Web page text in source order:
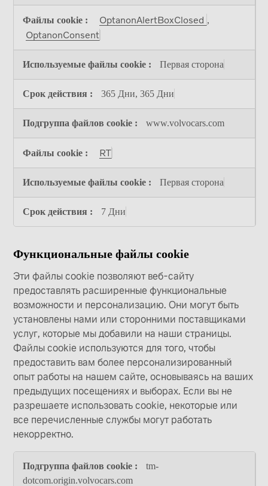
OptanonAlertBoxClosed ,
OptanonConsent
Первая сторона
365 Дни, 365 Дни
www.volvocars.com
RT
Первая сторона
7 Дни
Функциональные файлы cookie
Эти файлы cookie позволяют веб-сайту
предоставлять расширенные функциональные
возможности и персонализацию. Они могут быть
установлены нами или сторонними поставщиками
услуг, которые мы добавили на наши страницы.
Файлы cookie используются для того, чтобы
предоставить вам более персонализированный
опыт работы на нашем сайте, основываясь на ваших
предыдущих посещениях и выборах. Если вы не
разрешаете использовать cookie, некоторые или
все перечисленные службы могут работать
некорректно.
Функциональные
файлы
cookie
tm-
dotcom.origin.volvocars.com